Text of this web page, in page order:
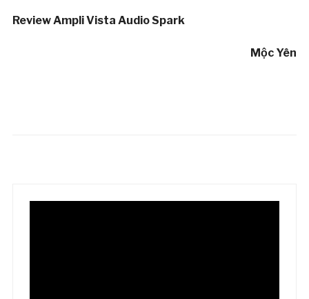
Review Ampli Vista Audio Spark
Mộc Yên